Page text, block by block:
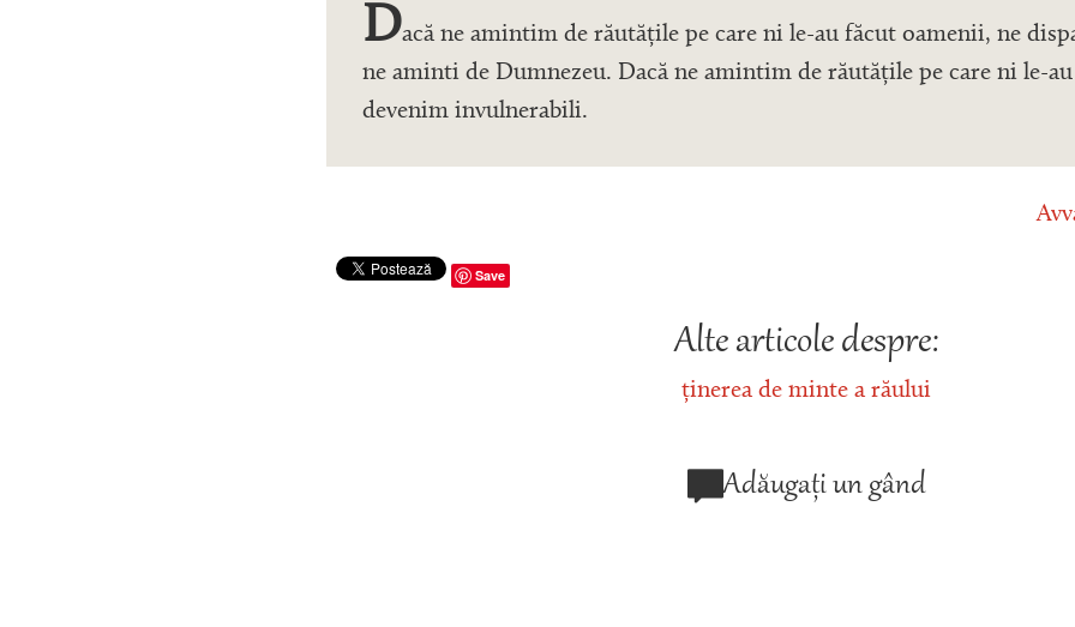
Dacă ne amintim de răutățile pe care ni le-au făcut oamenii, ne
ne aminti de Dumnezeu. Dacă ne amintim de răutățile pe care ni le-
devenim invulnerabili.
Save
Alte articole despre:
ținerea de minte a răului
Adăugați un gând